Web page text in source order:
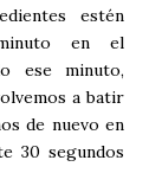
estén
en el
ese minuto,
a batir
de nuevo en
30 segundos